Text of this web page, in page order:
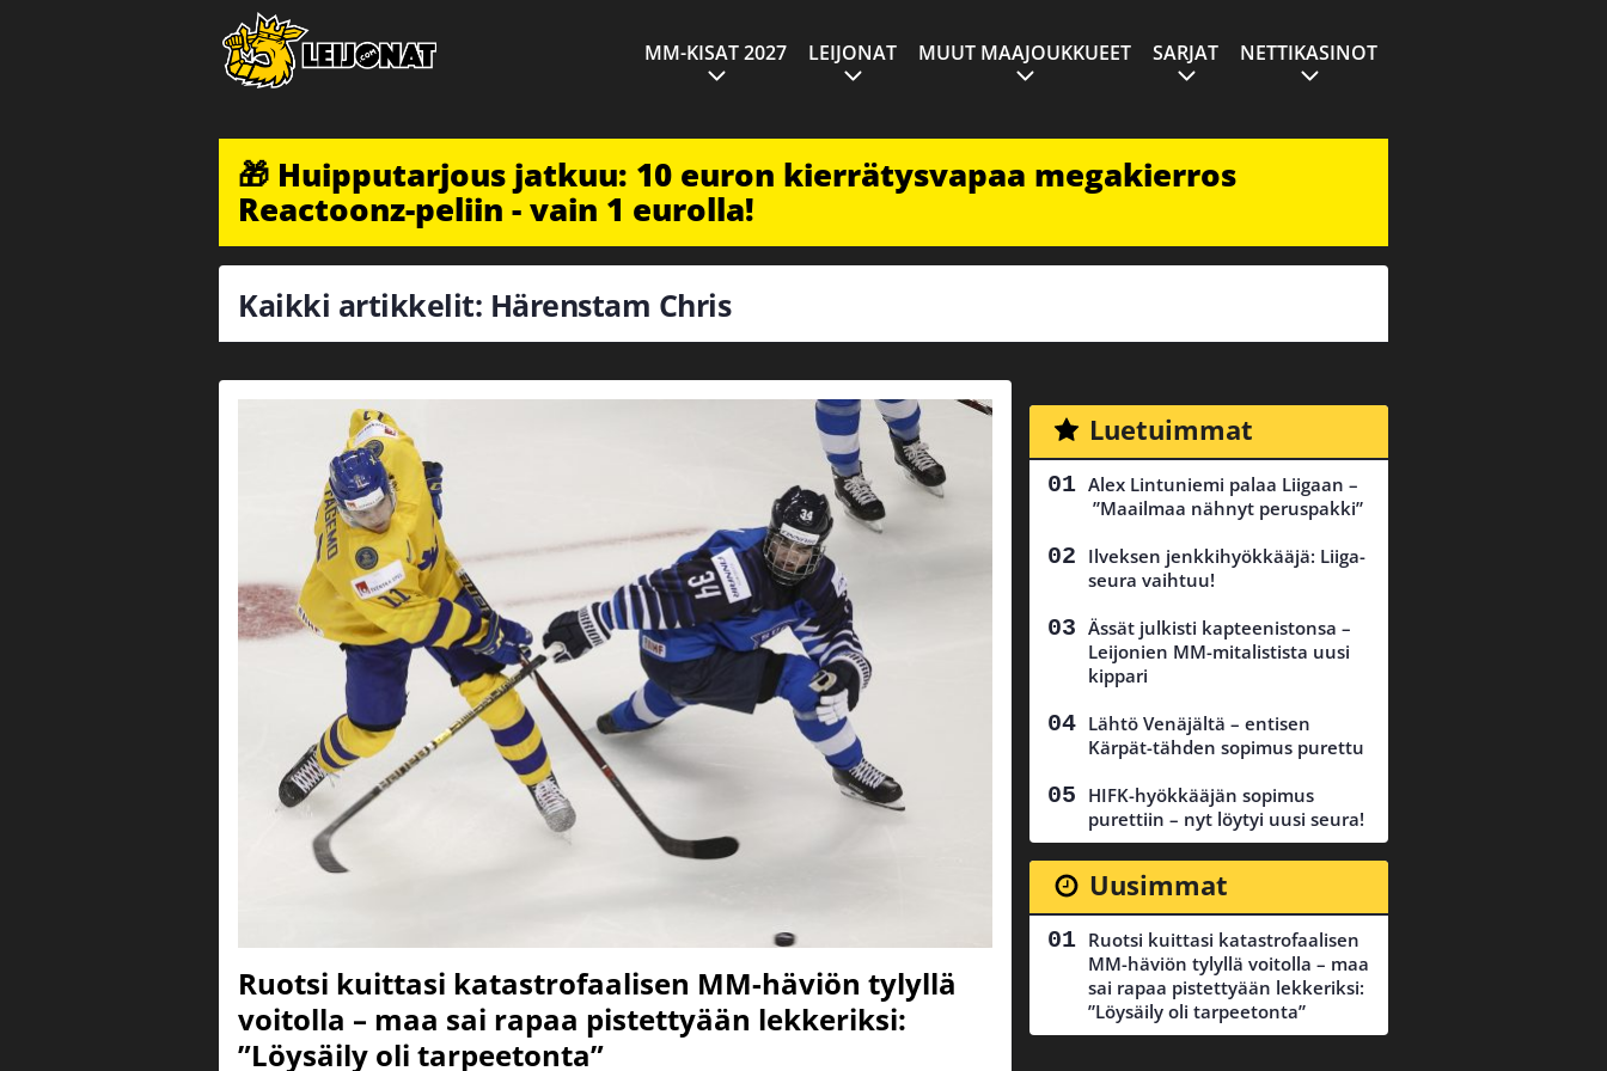
MM-KISAT 2027 LEIJONAT MUUT MAAJOUKKUEET SARJAT NETTIKASINOT
🎁 Huipputarjous jatkuu: 10 euron kierrätysvapaa megakierros
Reactoonz-peliin - vain 1 eurolla!
Kaikki artikkelit: Härenstam Chris
Ruotsi kuittasi katastrofaalisen MM-häviön tylyllä
voitolla – maa sai rapaa pistettyään lekkeriksi:
”Löysäily oli tarpeetonta”
Luetuimmat
Alex Lintuniemi palaa Liigaan –
”Maailmaa nähnyt peruspakki”
Ilveksen jenkkihyökkääjä: Liiga-
seura vaihtuu!
Ässät julkisti kapteenistonsa –
Leijonien MM-mitalistista uusi
kippari
Lähtö Venäjältä – entisen
Kärpät-tähden sopimus purettu
HIFK-hyökkääjän sopimus
purettiin – nyt löytyi uusi seura!
Uusimmat
Ruotsi kuittasi katastrofaalisen
MM-häviön tylyllä voitolla – maa
sai rapaa pistettyään lekkeriksi:
”Löysäily oli tarpeetonta”